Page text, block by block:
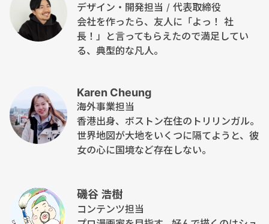
デザイン・開発担当 / 代表取締役
会社を作ったら、友人に「よっ！ 社
長！」と言ってもらえたので満足してい
る、典型的な凡人。
Karen Cheung
海外事業担当
香港出身、ボストン在住のトリリンガル。
世界地図が大地をいくつに隔てようと、彼
女の心に国境など存在しない。
磯谷 浩樹
コンテンツ担当